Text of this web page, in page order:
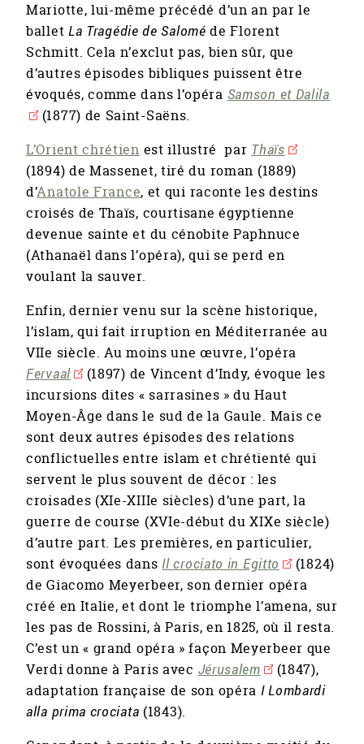
Mariotte, lui-même précédé d’un an par le
ballet La Tragédie de Salomé de Florent
Schmitt. Cela n’exclut pas, bien sûr, que
d’autres épisodes bibliques puissent être
évoqués, comme dans l’opéra Samson et Dalila
(1877) de Saint-Saëns.
L’Orient chrétien est illustré par Thaïs
(1894) de Massenet, tiré du roman (1889)
d’Anatole France, et qui raconte les destins
croisés de Thaïs, courtisane égyptienne
devenue sainte et du cénobite Paphnuce
(Athanaël dans l’opéra), qui se perd en
voulant la sauver.
Enfin, dernier venu sur la scène historique,
l’islam, qui fait irruption en Méditerranée au
VIIe siècle. Au moins une œuvre, l’opéra
Fervaal
(1897) de Vincent d’Indy, évoque les
incursions dites « sarrasines » du Haut
Moyen-Âge dans le sud de la Gaule. Mais ce
sont deux autres épisodes des relations
conflictuelles entre islam et chrétienté qui
servent le plus souvent de décor : les
croisades (XIe-XIIIe siècles) d’une part, la
guerre de course (XVIe-début du XIXe siècle)
d’autre part. Les premières, en particulier,
sont évoquées dansIl crociato in Egitto
(1824)
de Giacomo Meyerbeer, son dernier opéra
créé en Italie, et dont le triomphe l’amena, sur
les pas de Rossini, à Paris, en 1825, où il resta.
C’est un « grand opéra » façon Meyerbeer que
Verdi donne à Paris avec Jérusalem
(1847),
adaptation française de son opéra I Lombardi
alla prima crociata (1843).